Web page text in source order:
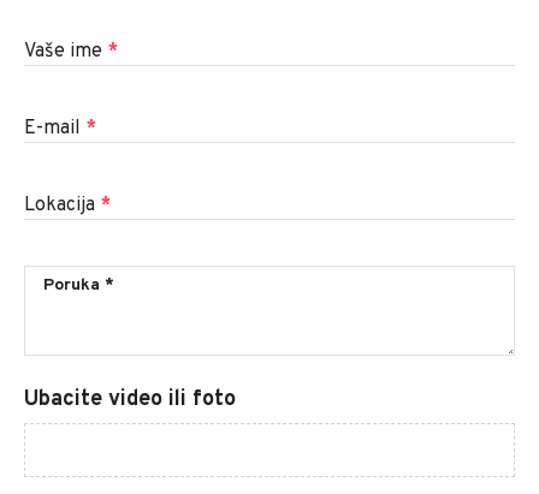
Vaše ime *
E-mail *
Lokacija *
Ubacite video ili foto